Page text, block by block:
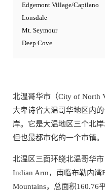
Edgemont Village/Capilano
Lonsdale
Mt. Seymour
Deep Cove
北温哥华市（City of North
大卑诗省大温哥华地区内
岸。它是大温地区三个北
但也最都市化的一个市镇。
北温区三面环绕北温哥华
Indian Arm，南临布勒内湾
Mountains，总面积160.76